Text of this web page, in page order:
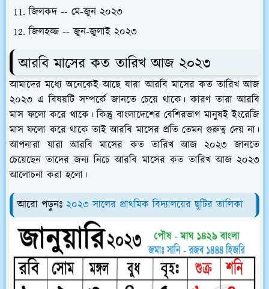
জিলকদ -- মে-জুন ২০২৩
জিলহজ্জ -- জুন-জুলাই ২০২৩
আরবি মাসের কত তারিখ আজ ২০২৩
আমাদের মধ্যে অনেকেই আছে যারা আরবি মাসের কত তারিখ আজ
২০২৩ এ বিষয়টি সম্পর্কে জানতে চেয়ে থাকে। কারণ তারা আরবি
মাস ফলো করে থাকে। কিন্তু বাংলাদেশের বেশিরভাগ মানুষই ইংরেজি
মাস ফলো করে থাকে তাই আরবি মাসের প্রতি তেমন গুরুত্ব দেয় না।
আপনারা যারা আরবি মাসের কত তারিখ আজ ২০২৩ জানতে
চেয়েছেন তাদের জন্য নিচে আরবি মাসের কত তারিখ আজ ২০২৩
আলোচনা করা হলো।
আরো পড়ুনঃ ২০২৩ সালের প্রাথমিক বিদ্যালয়ের ছুটির তালিকা